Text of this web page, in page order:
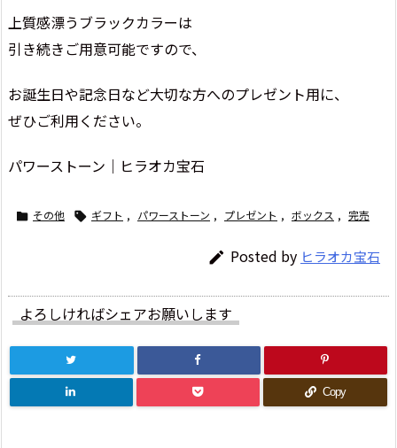
上質感漂うブラックカラーは
引き続きご用意可能ですので、
お誕生日や記念日など大切な方へのプレゼント用に、
ぜひご利用ください。
パワーストーン｜ヒラオカ宝石
 その他  ギフト , パワーストーン , プレゼント , ボックス , 完売
 Posted by ヒラオカ宝石
よろしければシェアお願いします
Copy